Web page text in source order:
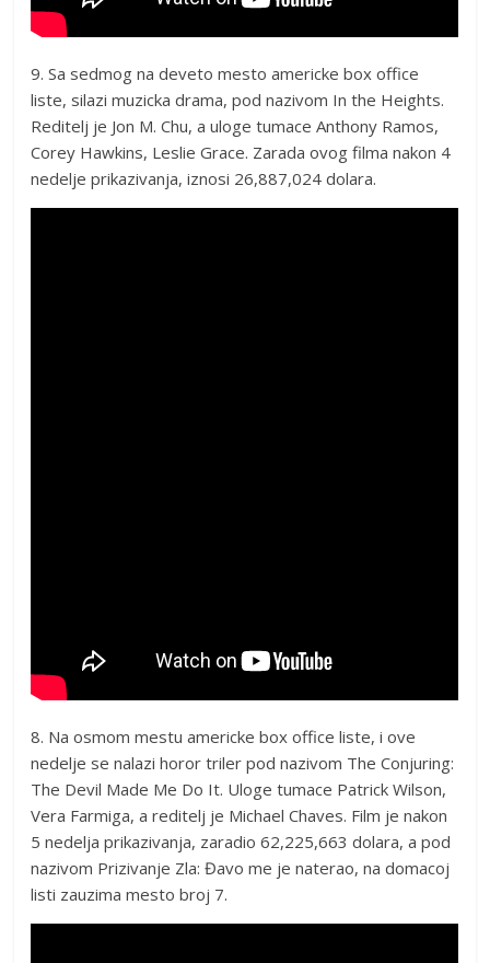
9. Sa sedmog na deveto mesto americke box office
liste, silazi muzicka drama, pod nazivom In the Heights.
Reditelj je Jon M. Chu, a uloge tumace Anthony Ramos,
Corey Hawkins, Leslie Grace. Zarada ovog filma nakon 4
nedelje prikazivanja, iznosi 26,887,024 dolara.
8. Na osmom mestu americke box office liste, i ove
nedelje se nalazi horor triler pod nazivom The Conjuring:
The Devil Made Me Do It. Uloge tumace Patrick Wilson,
Vera Farmiga, a reditelj je Michael Chaves. Film je nakon
5 nedelja prikazivanja, zaradio 62,225,663 dolara, a pod
nazivom Prizivanje Zla: Đavo me je naterao, na domacoj
listi zauzima mesto broj 7.